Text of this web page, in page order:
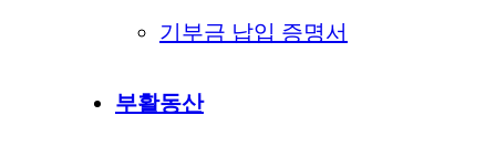
기부금 납입 증명서
부활동산